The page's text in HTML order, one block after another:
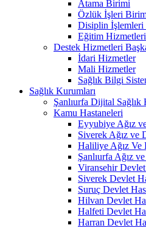
Atama Birimi
Özlük İşleri
Disiplin
Eğitim
Destek Hizmetleri
İdari Hizmetler
Mali Hizmetler
Sağlık Bilgi
Sağlık Kurumları
Şanlıurfa Dijital Sağlık
Kamu Hastaneleri
Eyyubiye Ağız
Siverek Ağız ve
Haliliye Ağız Ve
Şanlıurfa Ağız
Viransehir
Siverek Devlet
Suruç Devlet
Hilvan Devlet
Halfeti Devlet
Harran Devlet